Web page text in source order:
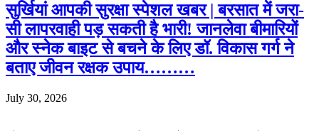
सुर्खियां आपकी सुरक्षा स्पेशल खबर | बरसात में जरा-
सी लापरवाही पड़ सकती है भारी! जानलेवा बीमारियों
और स्नेक बाइट से बचने के लिए डॉ. विकास गर्ग ने
बताए जीवन रक्षक उपाय………
July 30, 2026